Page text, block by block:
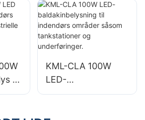
såsom industrielle
fabriksbygninger
og lagerbygninger.
til
KML-CLA 100W
LED-
baldakinbelysning